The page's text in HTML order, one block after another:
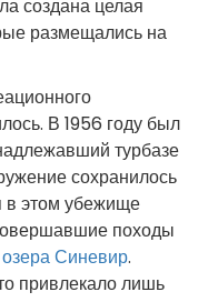
создана целая
размещались на
В 1956 году был
турбазе
сохранилось
в этом убежище
походы
озера Синевир.
привлекало лишь